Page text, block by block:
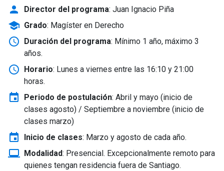
person Director del programa: Juan Ignacio Piña
school Grado: Magíster en Derecho
schedule Duración del programa: Mínimo 1 año, máximo 3
años.
schedule Horario: Lunes a viernes entre las 16:10 y 21:00
horas.
event Periodo de postulación: Abril y mayo (inicio de
clases agosto) / Septiembre a noviembre (inicio de
clases marzo)
event Inicio de clases: Marzo y agosto de cada año.
laptop_windows Modalidad: Presencial. Excepcionalmente remoto para
quienes tengan residencia fuera de Santiago.